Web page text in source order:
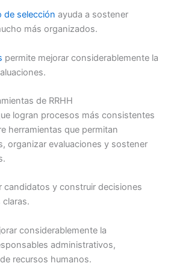
de selección ayuda a sostener
más organizados.
permite mejorar considerablemente la
de RRHH
logran procesos más consistentes
herramientas que permitan
organizar evaluaciones y sostener
candidatos y construir decisiones
claras.
considerablemente la
administrativos,
recursos humanos.